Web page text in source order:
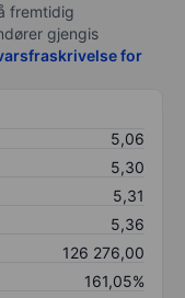
fremtidig
gjengis
for
5,06
5,30
5,31
5,36
126 276,00
161,05%